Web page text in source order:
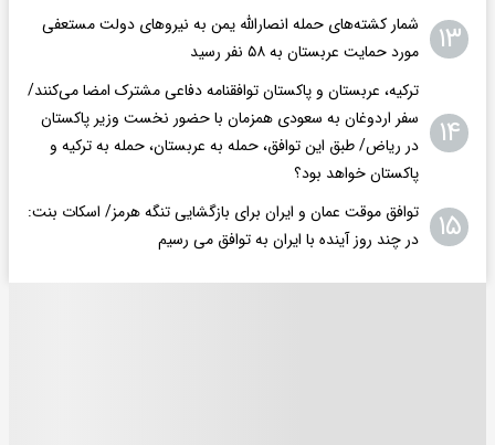
۱۳
شمار کشته‌های حمله انصارالله یمن به نیروهای دولت مستعفی
مورد حمایت عربستان به ۵۸ نفر رسید
۱۴
ترکیه، عربستان و پاکستان توافقنامه دفاعی مشترک امضا می‌کنند/
سفر اردوغان به سعودی همزمان با حضور نخست وزیر پاکستان
در ریاض/ طبق این توافق، حمله به عربستان، حمله به ترکیه و
پاکستان خواهد بود؟
۱۵
توافق موقت عمان و ایران برای بازگشایی تنگه هرمز/ اسکات بنت:
در چند روز آینده با ایران به توافق می رسیم